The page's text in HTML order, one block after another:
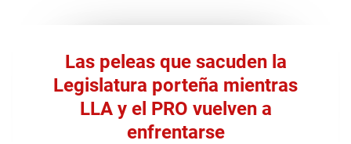
Las peleas que sacuden la
Legislatura porteña mientras
LLA y el PRO vuelven a
enfrentarse